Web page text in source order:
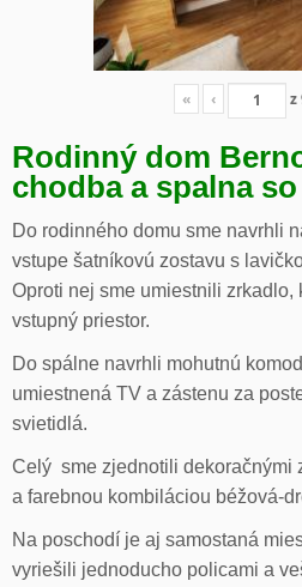
« ‹ z
Rodinný dom
chodba a spalna
Do rodinného domu sme navrhli
vstupe šatníkovú zostavu s
Oproti nej sme umiestnili zrkadlo,
vstupný priestor.
Do spálne navrhli mohutnú
umiestnená TV a zástenu za
svietidlá.
Celý sme zjednotili dekoračnými
a farebnou kombiláciou béžová-
Na poschodí je aj samostaná
vyriešili jednoducho policami a